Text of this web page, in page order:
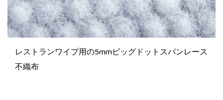
レストランワイプ用の5mmビッグドットスパンレース
不織布